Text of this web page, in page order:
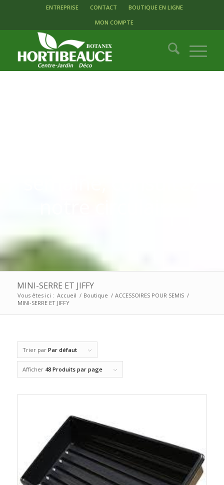
ENTREPRISE CONTACT
BOUTIQUE EN LIGNE
MON COMPTE
MINI-SERRE ET JIFFY
Vous êtes ici : Accueil / Boutique / ACCESSOIRES POUR SEMIS /
MINI-SERRE ET JIFFY
Trier par Par défaut
Afficher 48 Produits par page